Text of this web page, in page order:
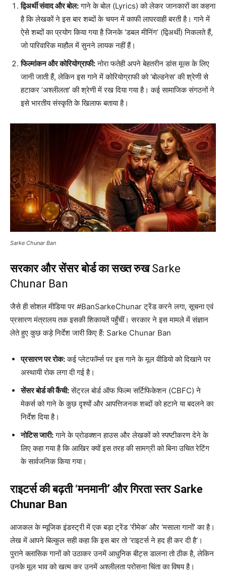
द्विअर्थी संवाद और बोल:गाने के बोल (Lyrics) को लेकर जानकारों का कहना
है कि लेखकों ने इस बार शब्दों के चयन में काफी लापरवाही बरती है। गाने में
ऐसे शब्दों का प्रयोग किया गया है जिनके ‘डबल मीनिंग’ (द्विअर्थी) निकलते हैं,
जो पारिवारिक माहौल में सुनने लायक नहीं हैं।
फिल्मांकन और कोरियोग्राफी:नोरा फतेही अपने बेहतरीन डांस मूव्स के लिए
जानी जाती हैं, लेकिन इस गाने में कोरियोग्राफी को ‘बोल्डनेस’ की श्रेणी से
हटाकर ‘अश्लीलता’ की श्रेणी में रख दिया गया है। कई सामाजिक संगठनों ने
इसे भारतीय संस्कृति के खिलाफ बताया है।
Sarke Chunar Ban
सरकार और सेंसर बोर्ड का सख्त रुखSarke
Chunar Ban
जैसे ही सोशल मीडिया पर #BanSarkeChunar ट्रेंड करने लगा, सूचना एवं
प्रसारण मंत्रालय तक इसकी शिकायतें पहुँचीं। सरकार ने इस मामले में संज्ञान
लेते हुए कुछ कड़े निर्देश जारी किए हैं: Sarke Chunar Ban
प्रसारण पर रोक:कई प्लेटफॉर्म्स पर इस गाने के मूल वीडियो को दिखाने पर
अस्थायी रोक लगा दी गई है।
सेंसर बोर्ड की कैंची:सेंट्रल बोर्ड ऑफ फिल्म सर्टिफिकेशन (CBFC) ने
मेकर्स को गाने के कुछ दृश्यों और आपत्तिजनक शब्दों को हटाने या बदलने का
निर्देश दिया है।
नोटिस जारी:गाने के प्रोडक्शन हाउस और लेखकों को स्पष्टीकरण देने के
लिए कहा गया है कि आखिर क्यों इस तरह की सामग्री को बिना उचित रेटिंग
के सार्वजनिक किया गया।
राइटर्स की बढ़ती ‘मनमानी’ और गिरता स्तर Sarke
Chunar Ban
आजकल के म्यूजिक इंडस्ट्री में एक बड़ा ट्रेंड ‘रीमेक’ और ‘मसाला गानों’ का है।
लेख में आपने बिल्कुल सही कहा कि इस बार तो ‘राइटर्स ने हद ही कर दी है’।
पुराने क्लासिक गानों को उठाकर उनमें आधुनिक बीट्स डालना तो ठीक है, लेकिन
उनके मूल भाव को खत्म कर उनमें अश्लीलता परोसना चिंता का विषय है।